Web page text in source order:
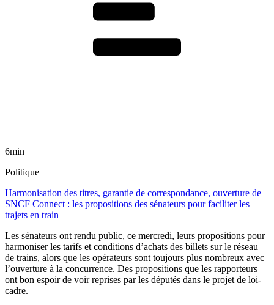
6min
Politique
Harmonisation des titres, garantie de correspondance, ouverture de
SNCF Connect : les propositions des sénateurs pour faciliter les
trajets en train
Les sénateurs ont rendu public, ce mercredi, leurs propositions pour
harmoniser les tarifs et conditions d’achats des billets sur le réseau
de trains, alors que les opérateurs sont toujours plus nombreux avec
l’ouverture à la concurrence. Des propositions que les rapporteurs
ont bon espoir de voir reprises par les députés dans le projet de loi-
cadre.